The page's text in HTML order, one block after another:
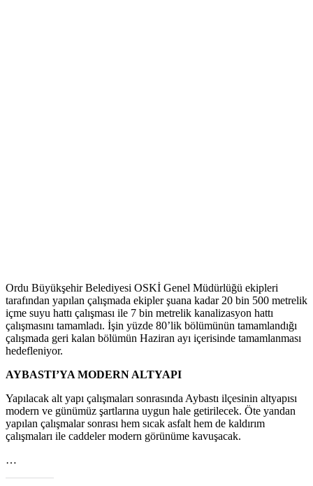
Ordu Büyükşehir Belediyesi OSKİ Genel Müdürlüğü ekipleri
tarafından yapılan çalışmada ekipler şuana kadar 20 bin 500 metrelik
içme suyu hattı çalışması ile 7 bin metrelik kanalizasyon hattı
çalışmasını tamamladı. İşin yüzde 80’lik bölümünün tamamlandığı
çalışmada geri kalan bölümün Haziran ayı içerisinde tamamlanması
hedefleniyor.
AYBASTI’YA MODERN ALTYAPI
Yapılacak alt yapı çalışmaları sonrasında Aybastı ilçesinin altyapısı
modern ve günümüz şartlarına uygun hale getirilecek. Öte yandan
yapılan çalışmalar sonrası hem sıcak asfalt hem de kaldırım
çalışmaları ile caddeler modern görünüme kavuşacak.
…